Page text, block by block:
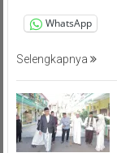
WhatsApp
Selengkapnya